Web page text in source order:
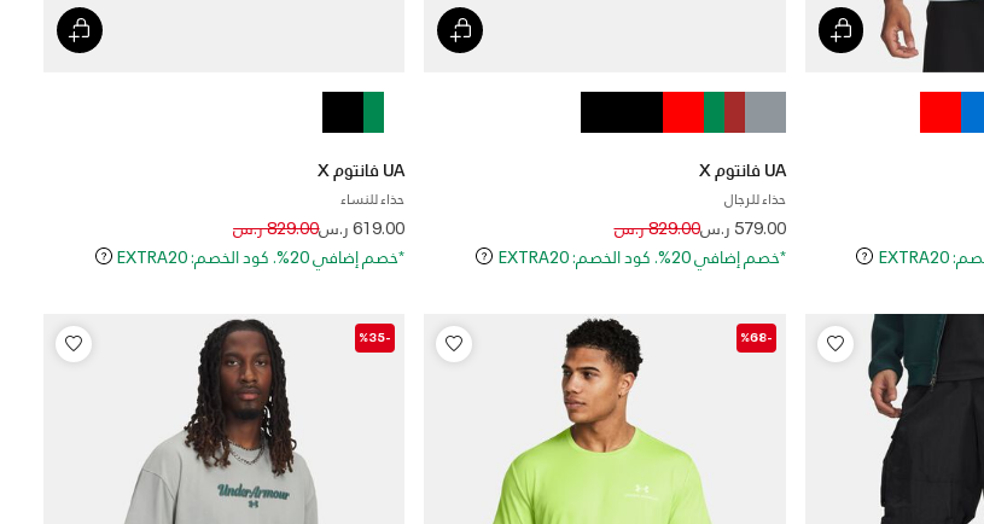
UA فانتوم X
حذاء للرجال
579.00 ر.سPrice reduced from
829.00 ر.سto
*خصم إضافي 20%. كود الخصم: EXTRA20
UA فانتوم X
حذاء للنساء
619.00 ر.سPrice reduced from
829.00 ر.سto
*خصم إضافي 20%. كود الخصم: EXTRA20
-%68
-%35